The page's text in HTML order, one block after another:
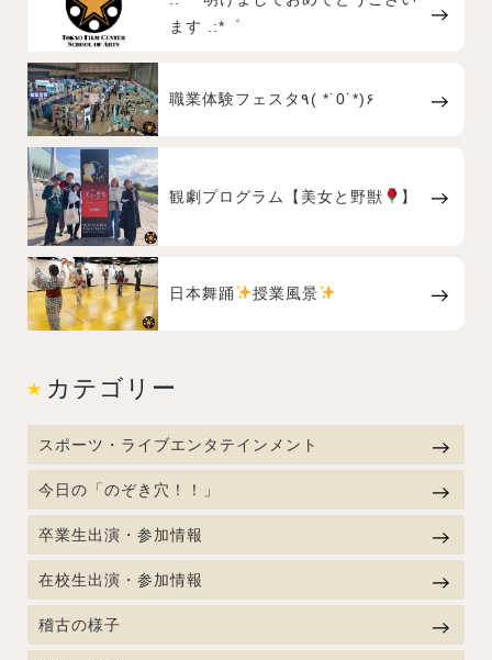
ます .:*゜
職業体験フェスタ٩( *˙0˙*)۶
観劇プログラム【美女と野獣 】
日本舞踊 授業風景
カテゴリー
スポーツ・ライブエンタテインメント
今日の「のぞき穴！！」
卒業生出演・参加情報
在校生出演・参加情報
稽古の様子